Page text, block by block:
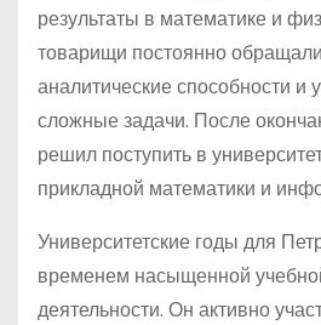
результаты в математике и
товарищи постоянно
аналитические способности и
сложные задачи. После
решил поступить в
прикладной математики и
Университетские годы для
временем насыщенной
деятельности. Он активно